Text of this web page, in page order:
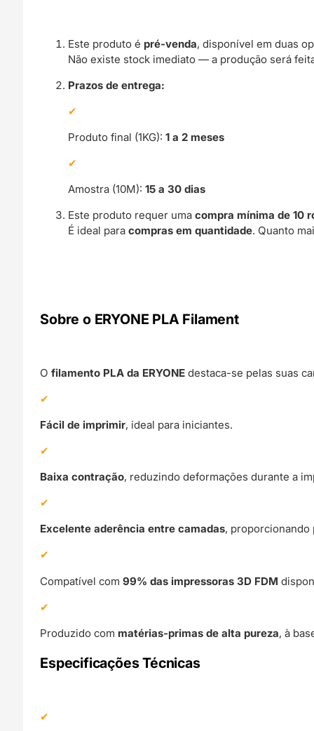
Este produto é pré-venda, disponível em duas
Não existe stock imediato — a produção será
Prazos de entrega:
Produto final (1KG):1 a 2 meses
Amostra (10M):15 a 30 dias
Este produto requer umacompra mínima de 10
É ideal paracompras em quantidade. Quanto
Sobre o ERYONE PLA Filament
Ofilamento PLA da ERYONE destaca-se pelas suas
Fácil de imprimir, ideal para iniciantes.
Baixa contração, reduzindo deformações durante a
Excelente aderência entre camadas, proporcionando
Compatível com99% das impressoras 3D FDM
Produzido com matérias-primas de alta pureza, à
Especificações Técnicas